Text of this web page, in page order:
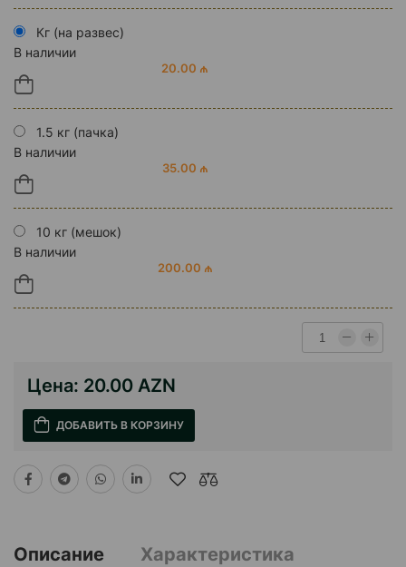
Кг (на развес)
В наличии
20.00 ₼
1.5 кг (пачка)
В наличии
35.00 ₼
10 кг (мешок)
В наличии
200.00 ₼
Цена: 20.00 AZN
ДОБАВИТЬ В КОРЗИНУ
Описание
Характеристика